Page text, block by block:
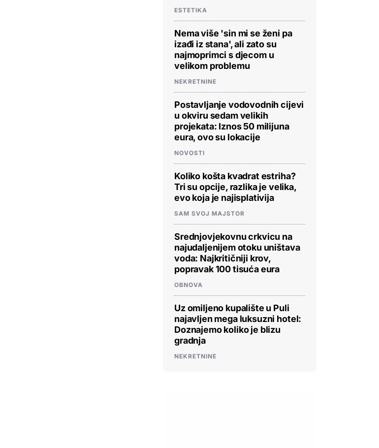
ESTETIKA
Nema više 'sin mi se ženi pa
izađi iz stana', ali zato su
najmoprimci s djecom u
velikom problemu
NEKRETNINE
Postavljanje vodovodnih cijevi
u okviru sedam velikih
projekata: Iznos 50 milijuna
eura, ovo su lokacije
NOVOSTI
Koliko košta kvadrat estriha?
Tri su opcije, razlika je velika,
evo koja je najisplativija
SAM SVOJ MAJSTOR
Srednjovjekovnu crkvicu na
najudaljenijem otoku uništava
voda: Najkritičniji krov,
popravak 100 tisuća eura
OBNOVA
Uz omiljeno kupalište u Puli
najavljen mega luksuzni hotel:
Doznajemo koliko je blizu
gradnja
NEKRETNINE